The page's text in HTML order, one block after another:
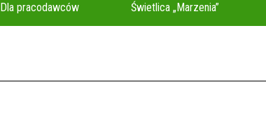
Dla pracodawców Świetlica „Marzenia”